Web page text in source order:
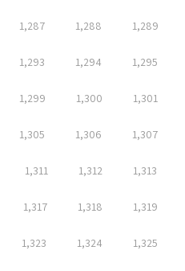
1,287 1,288 1,289
1,293 1,294 1,295
1,299 1,300 1,301
1,305 1,306 1,307
1,311 1,312 1,313
1,317 1,318 1,319
1,323 1,324 1,325